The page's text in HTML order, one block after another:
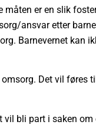
måten er en slik
ansvar etter
Barnevernet kan
Det vil føres
bli part i saken